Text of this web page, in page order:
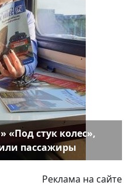
стук колес»,
пассажиры
Реклама на сайте